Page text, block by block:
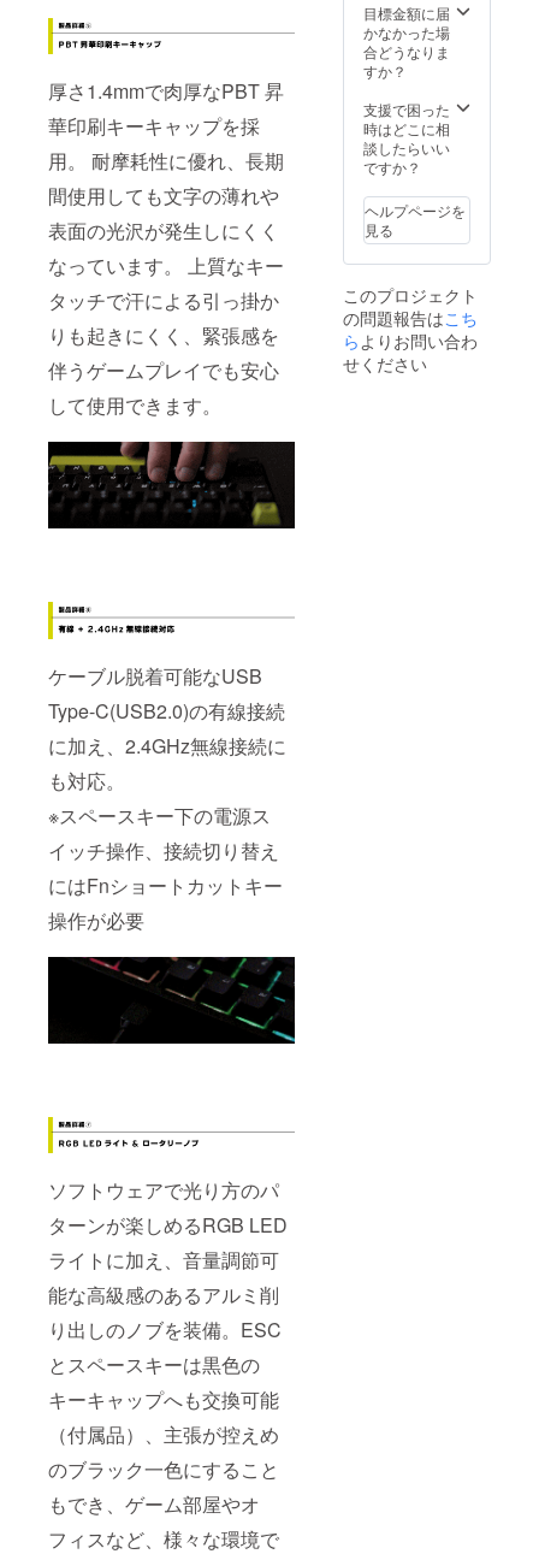
厚さ1.4mmで肉厚なPBT 昇
華印刷キーキャップを採
用。 耐摩耗性に優れ、長期
間使用しても文字の薄れや
表面の光沢が発生しにくく
なっています。 上質なキー
タッチで汗による引っ掛か
りも起きにくく、緊張感を
伴うゲームプレイでも安心
して使用できます。
ケーブル脱着可能なUSB
Type-C(USB2.0)の有線接続
に加え、2.4GHz無線接続に
も対応。
※スペースキー下の電源ス
イッチ操作、接続切り替え
にはFnショートカットキー
操作が必要
ソフトウェアで光り方のパ
ターンが楽しめるRGB LED
ライトに加え、音量調節可
能な高級感のあるアルミ削
り出しのノブを装備。ESC
とスペースキーは黒色の
キーキャップへも交換可能
（付属品）、主張が控えめ
のブラック一色にすること
もでき、ゲーム部屋やオ
フィスなど、様々な環境で
目標金額に届
かなかった場
合どうなりま
すか？
支援で困った
時はどこに相
談したらいい
ですか？
ヘルプページを
見る
このプロジェクト
の問題報告はこち
ら よりお問い合わ
せください